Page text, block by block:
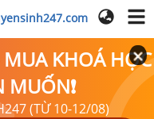
KHOÁ HỌC
(TỪ 10-12/08)